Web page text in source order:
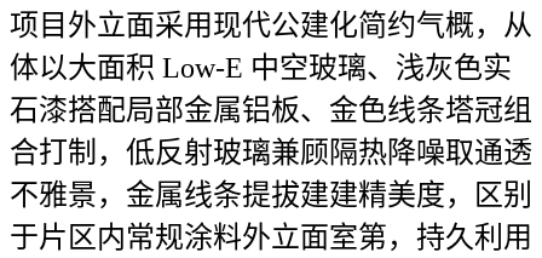
项目外立面采用现代公建化简约气概，从
体以大面积 Low-E 中空玻璃、浅灰色实
石漆搭配局部金属铝板、金色线条塔冠组
合打制，低反射玻璃兼顾隔热降噪取通透
不雅景，金属线条提拔建建精美度，区别
于片区内常规涂料外立面室第，持久利用